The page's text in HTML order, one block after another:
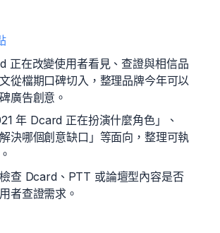
正在改變使用者看見、查證與相信品
從檔期口碑切入，整理品牌今年可以
廣告創意。
年 Dcard 正在扮演什麼角色」、
解決哪個創意缺口」等面向，整理可執
查 Dcard、PTT 或論壇型內容是否
者查證需求。